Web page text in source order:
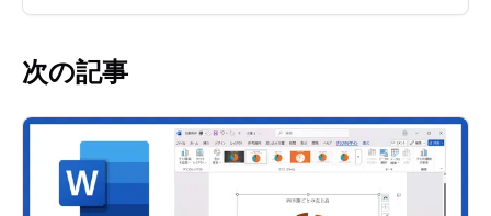
次の記事